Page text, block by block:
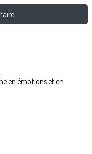
en émotions et en